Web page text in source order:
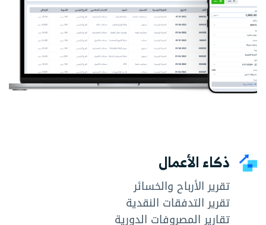
ذكاء الأعمال
تقرير الأرباح والخسائر
تقرير التدفقات النقدية
تقارير المصروفات الدورية